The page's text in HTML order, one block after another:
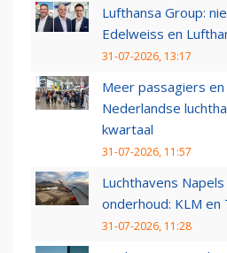
Lufthansa Group:
Edelweiss en
31-07-2026, 13:17
Meer passagiers
Nederlandse
kwartaal
31-07-2026, 11:57
Luchthavens
onderhoud: KLM en
31-07-2026, 11:28